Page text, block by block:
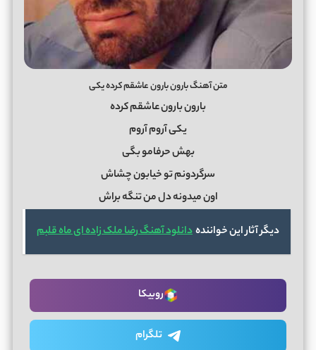
متن آهنگ بارون بارون عاشقم کرده یکی
بارون بارون عاشقم کرده
یکی آروم آروم
بهش حرفامو بگی
سرگردونم تو خیابون چشاش
اون میدونه دل من تنگه براش
دیگر آثار این خوانندهدانلود آهنگ رضا ملک زاده ای ماه قلبم
روبیکا
تلگرام